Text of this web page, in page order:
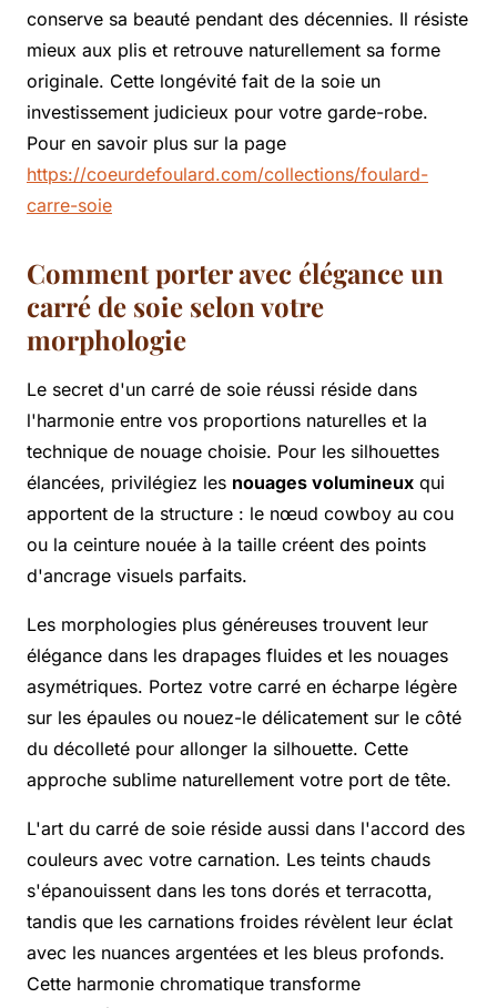
conserve sa beauté pendant des décennies. Il résiste
mieux aux plis et retrouve naturellement sa forme
originale. Cette longévité fait de la soie un
investissement judicieux pour votre garde-robe.
Pour en savoir plus sur la page
https://coeurdefoulard.com/collections/foulard-
carre-soie
Comment porter avec élégance un
carré de soie selon votre
morphologie
Le secret d'un carré de soie réussi réside dans
l'harmonie entre vos proportions naturelles et la
technique de nouage choisie. Pour les silhouettes
élancées, privilégiez les nouages volumineux qui
apportent de la structure : le nœud cowboy au cou
ou la ceinture nouée à la taille créent des points
d'ancrage visuels parfaits.
Les morphologies plus généreuses trouvent leur
élégance dans les drapages fluides et les nouages
asymétriques. Portez votre carré en écharpe légère
sur les épaules ou nouez-le délicatement sur le côté
du décolleté pour allonger la silhouette. Cette
approche sublime naturellement votre port de tête.
L'art du carré de soie réside aussi dans l'accord des
couleurs avec votre carnation. Les teints chauds
s'épanouissent dans les tons dorés et terracotta,
tandis que les carnations froides révèlent leur éclat
avec les nuances argentées et les bleus profonds.
Cette harmonie chromatique transforme